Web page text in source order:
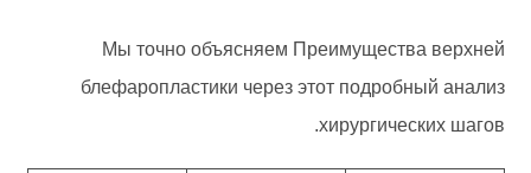
Мы точно объясняем Преимущества верхней
блефаропластики через этот подробный анализ
хирургических шагов.